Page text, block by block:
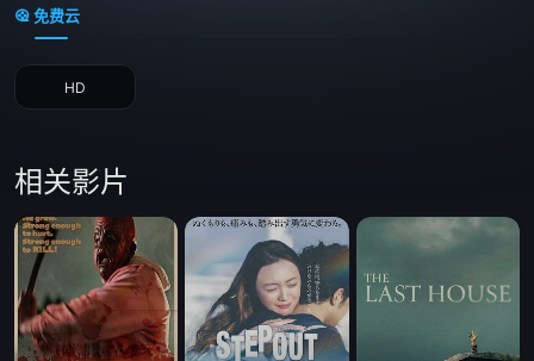
免费云
HD
相关影片